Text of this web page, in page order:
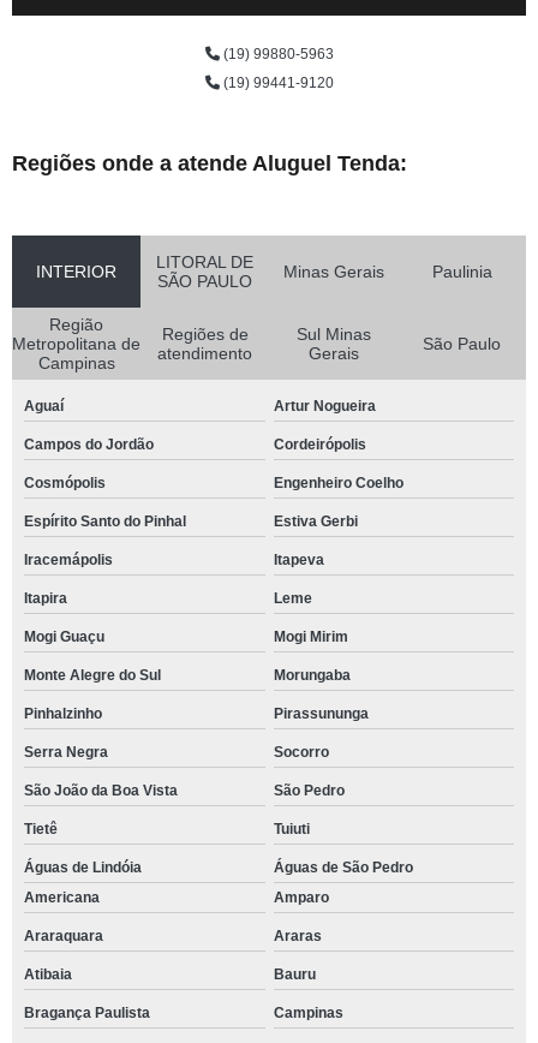
(19) 99880-5963
(19) 99441-9120
Regiões onde a atende Aluguel Tenda:
INTERIOR
LITORAL DE
SÃO PAULO
Minas Gerais Paulinia
Região
Metropolitana de
Campinas
Regiões de
atendimento
Sul Minas
Gerais
São Paulo
Aguaí Artur Nogueira
Campos do Jordão Cordeirópolis
Cosmópolis Engenheiro Coelho
Espírito Santo do Pinhal Estiva Gerbi
Iracemápolis Itapeva
Itapira Leme
Mogi Guaçu Mogi Mirim
Monte Alegre do Sul Morungaba
Pinhalzinho Pirassununga
Serra Negra Socorro
São João da Boa Vista São Pedro
Tietê Tuiuti
Águas de Lindóia
Águas de São Pedro
Americana
Amparo
Araraquara Araras
Atibaia Bauru
Bragança Paulista Campinas